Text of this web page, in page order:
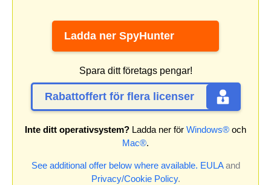
Ladda ner SpyHunter
Spara ditt företags pengar!
Rabattoffert för flera licenser
Inte ditt operativsystem? Ladda ner för Windows® och
Mac®.
See additional offer below where available. EULAand
Privacy/Cookie Policy.